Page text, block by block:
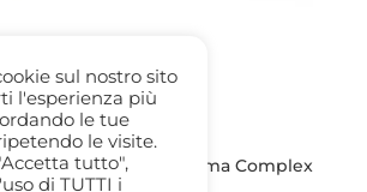
Q10 250ml. – Pharma Complex
sul nostro sito
l'esperienza più
le tue
le visite.
tutto",
di TUTTI i